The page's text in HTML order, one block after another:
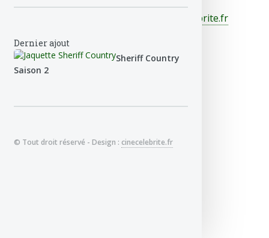
cinecelebrite.fr
Dernier ajout
Sheriff Country
Saison 2
© Tout droit réservé - Design : cinecelebrite.fr